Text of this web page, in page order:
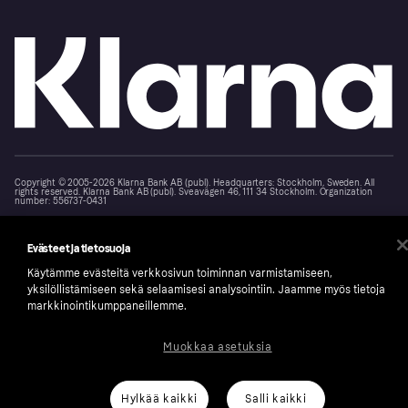
Copyright © 2005-2026 Klarna Bank AB (publ). Headquarters: Stockholm, Sweden. All
rights reserved. Klarna Bank AB (publ). Sveavägen 46, 111 34 Stockholm. Organization
number: 556737-0431
Evästeet ja tietosuoja
Käytämme evästeitä verkkosivun toiminnan varmistamiseen,
yksilöllistämiseen sekä selaamisesi analysointiin. Jaamme myös tietoja
markkinointikumppaneillemme.
Hylkää kaikki Salli kaikki
Muokkaa asetuksia